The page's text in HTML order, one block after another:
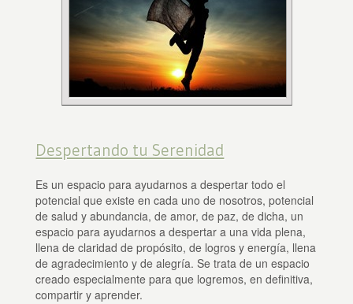
Despertando tu Serenidad
Es un espacio para ayudarnos a despertar todo el
potencial que existe en cada uno de nosotros, potencial
de salud y abundancia, de amor, de paz, de dicha, un
espacio para ayudarnos a despertar a una vida plena,
llena de claridad de propósito, de logros y energía, llena
de agradecimiento y de alegría.Se trata de un espacio
creado especialmente para que logremos, en definitiva,
compartir y aprender.